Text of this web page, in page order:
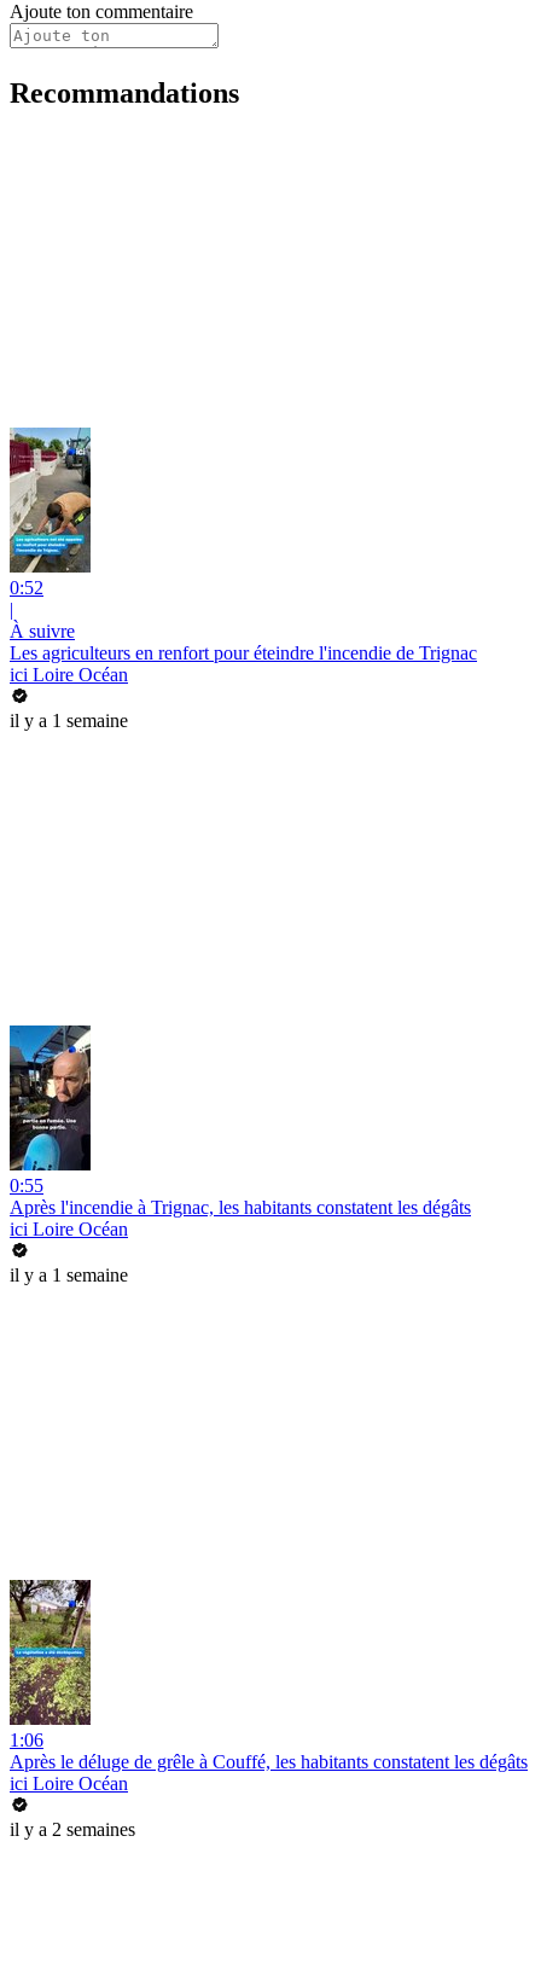
Ajoute ton commentaire
Recommandations
0:52
|
À suivre
Les agriculteurs en renfort pour éteindre l'incendie de Trignac
ici Loire Océan
il y a 1 semaine
0:55
Après l'incendie à Trignac, les habitants constatent les dégâts
ici Loire Océan
il y a 1 semaine
1:06
Après le déluge de grêle à Couffé, les habitants constatent les dégâts
ici Loire Océan
il y a 2 semaines